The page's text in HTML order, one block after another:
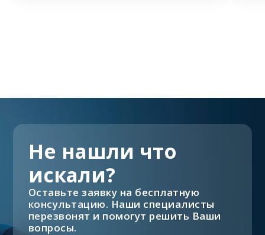
Не нашли что
искали?
Оставьте заявку на бесплатную
консультацию. Наши специалисты
перезвонят и помогут решить Ваши
вопросы.